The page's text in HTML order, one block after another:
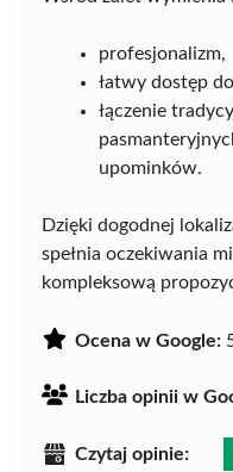
profesjonalizm,
łatwy dostęp
łączenie
upominków.
Dzięki dogodnej
spełnia oczekiwania
kompleksową
Ocena w Google:
Liczba opinii w
Czytaj opinie: